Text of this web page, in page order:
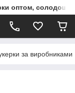
оптом, солодощі
за виробниками